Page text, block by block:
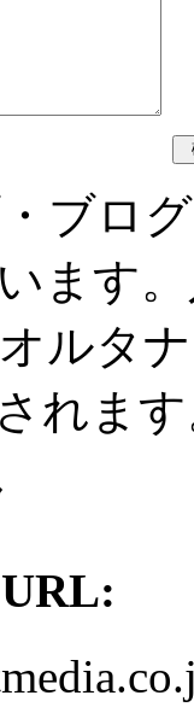
ブロ
ます
ルタ
れま